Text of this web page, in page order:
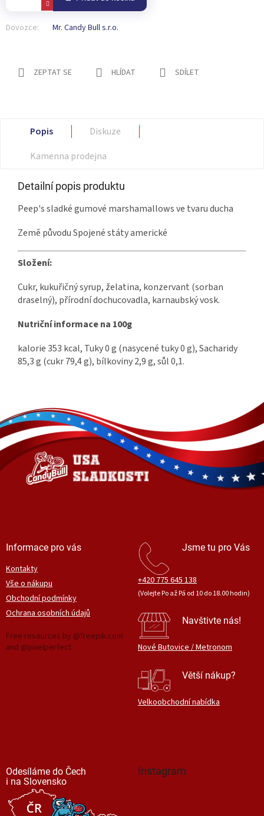
Dovozce: Mr. Candy Bull s.r.o.
ZEPTAT SE HLÍDAT SDÍLET
Popis
Diskuze
Kamenna prodejna
Detailní popis produktu
Peep's sladké gumové marshamallows ve tvaru ducha
Země původu Spojené státy americké
Složení:
Cukr, kukuřičný syrup, želatina, konzervant (sorban
draselný), přírodní dochucovadla, karnaubský vosk.
Nutriční informace na 100g
kalorie 353 kcal, Tuky 0 g (nasycené tuky 0 g), Sacharidy
85,3 g (cukr 79,4 g), bílkoviny 2,9 g, sůl 0,1.
á
p
a
í
Informace pro vás
Kontakty
Vše o nákupu
Obchodní podmínky
Ochrana osobních údajů
Free resources by @freepik.com
and @pixelperfect
Jsme tu pro Vás
+420 775 645 138
(Volejte Po až Pá od 10 do 18.00 hodin)
Navštivte nás!
Nové Butovice / Metronom
Větší nákup?
Velkoobchodní nabídka
Odesíláme do Čech
i na Slovensko
Instagram